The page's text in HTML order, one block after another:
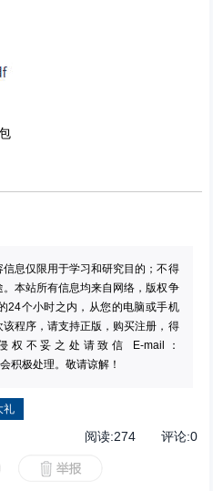
息仅限用于学习和研究目的；不得
本站所有信息均来自网络，版权争
24个小时之内，从您的电脑或手机
程序，请支持正版，购买注册，得
权不妥之处请致信 E-mail：
积极处理。敬请谅解！
礼
阅读:274评论:0